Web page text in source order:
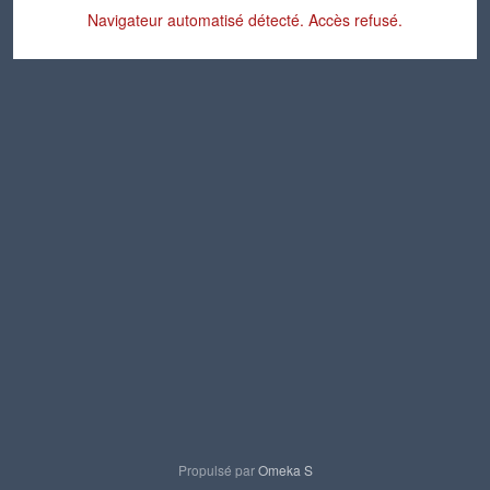
Navigateur automatisé détecté. Accès refusé.
Propulsé parOmeka S